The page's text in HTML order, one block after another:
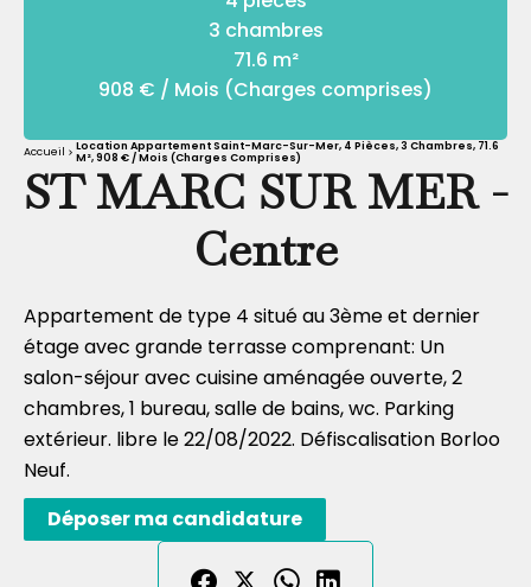
3 chambres
71.6 m²
908 € / Mois (Charges comprises)
Accueil
Location Appartement Saint-Marc-Sur-Mer, 4 Pièces, 3 Chambres, 71.6
M², 908 € / Mois (Charges Comprises)
ST MARC SUR MER -
Centre
Appartement de type 4 situé au 3ème et dernier
étage avec grande terrasse comprenant: Un
salon-séjour avec cuisine aménagée ouverte, 2
chambres, 1 bureau, salle de bains, wc. Parking
extérieur. libre le 22/08/2022. Défiscalisation Borloo
Neuf.
Déposer ma candidature